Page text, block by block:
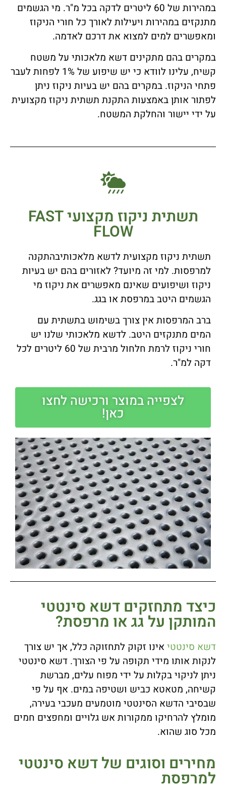
במהירות של 60 ליטרים לדקה בכל מ"ר. מי הגשמים
מתנקזים במהירות ויעילות לאורך כל חורי הניקוז
ומאפשרים למים למצוא את דרכם לאדמה.
במקרים בהם מתקינים דשא מלאכותי על משטח
קשיח, עלינו לוודא כי יש שיפוע של 1% לפחות לעבר
פתחי הניקוז. במקרים בהם יש בעיות ניקוז ניתן
לפתור אותן באמצעות התקנת תשתית ניקוז מקצועית
על ידי יישור והחלקת המשטח.
תשתית ניקוז מקצועי FAST
FLOW
תשתית ניקוז מקצועית לדשא מלאכותיבהתקנה
למרפסות. למי זה מיועד? לאזורים בהם יש בעיות
ניקוז ושיפועים שאינם מאפשרים את ניקוז מי
הגשמים היטב במרפסת או בגג.
ברב המרפסות אין צורך בשימוש בתשתית עם
המים מתנקזים היטב. לדשא מלאכותי שלנו יש
חורי ניקוז לרמת חלחול מרבית של 60 ליטרים לכל
דקה למ"ר.
לצפייה במוצר ורכישה לחצו
כאן!
כיצד מתחזקים דשא סינטטי
המותקן על גג או מרפסת?
דשא סינטטי אינו זקוק לתחזוקה כלל, אך יש צורך
לנקות אותו מידי תקופה על פי הצורך. דשא סינטטי
ניתן לניקוי בקלות על ידי מפוח עלים, מברשת
קשיחה, מטאטא כביש ושטיפה במים. אף על פי
שבסיבי הדשא הסינטטי מוטמעים מעכבי בעירה,
מומלץ להרחיקו ממקורות אש גלויים ומחפצים חמים
מכל סוג שהוא.
מחירים וסוגים של דשא סינטטי
למרפסת